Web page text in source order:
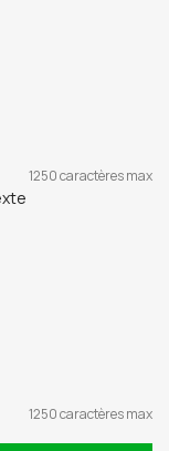
1250 caractères max
1250 caractères max